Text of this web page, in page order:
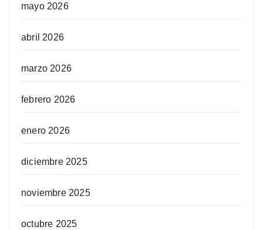
mayo 2026
abril 2026
marzo 2026
febrero 2026
enero 2026
diciembre 2025
noviembre 2025
octubre 2025